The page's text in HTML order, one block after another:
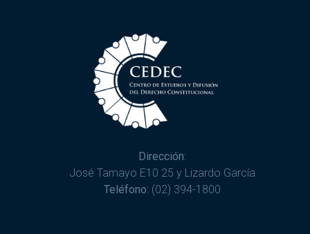
Dirección:
José Tamayo E10 25 y Lizardo García
Teléfono: (02) 394-1800